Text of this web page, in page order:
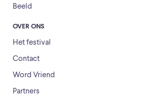
Beeld
OVER ONS
Het festival
Contact
Word Vriend
Partners